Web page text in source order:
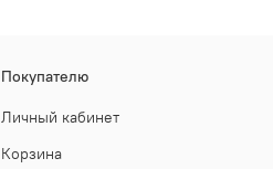
Покупателю
Личный кабинет
Корзина